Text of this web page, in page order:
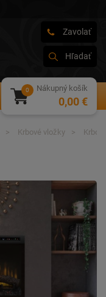
Zavolať
Hľadať
Nákupný košík
0,00 €
Krbové vložky